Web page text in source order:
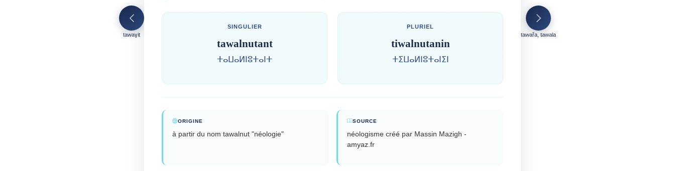
tawaɣit
SINGULIER
tawalnutant
ⵜⴰⵡⴰⵍⵏⵓⵜⴰⵏⵜ
PLURIEL
tiwalnutanin
ⵜⵉⵡⴰⵍⵏⵓⵜⴰⵏⵉⵏ
ORIGINE
à partir du nom tawalnut "néologie"
SOURCE
néologisme créé par Massin Mazigh -
amyaz.fr
tawařa, tawala